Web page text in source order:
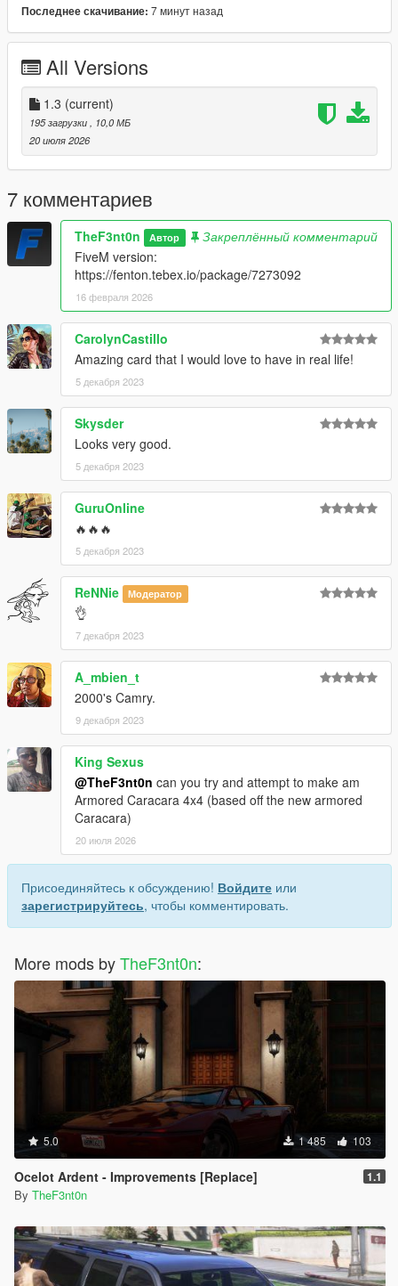
• Bumper's fog lights removed
• Painted door handles
• New rims
• Single exhaust
MODEL NAME
asteropestock
CREDITS
•Rockstar Games– Original model
•Austen64– Improved vanilla Asterope
•WibFlip– New rims
•Eddlm
– Handling
•
– Screenshots
CHANGELOG
– Initial release
•1.1– Changed the brake caliper texture and changed the
installation method using the OpenIV Package Installer
•1.2– Added Enhanced version
– Fixed an issue with the Legacy OIV regarding
popgroups edits
Последнее скачивание: 7 минут назад
All Versions
1.3 (current)
195 загрузки
, 10,0 МБ
20 июля 2026
7 комментариев
TheF3nt0n Автор
Закреплённый комментарий
FiveM version:
https://fenton.tebex.io/package/7273092
16 февраля 2026
CarolynCastillo
Amazing card that I would love to have in real life!
5 декабря 2023
Skysder
Looks very good.
5 декабря 2023
GuruOnline
🔥🔥🔥
5 декабря 2023
ReNNie Модератор
👌
7 декабря 2023
A_mbien_t
2000's Camry.
9 декабря 2023
King Sexus
@TheF3nt0n can you try and attempt to make am
Armored Caracara 4x4 (based off the new armored
Caracara)
20 июля 2026
Присоединяйтесь к обсуждению! Войдите или
зарегистрируйтесь, чтобы комментировать.
More mods byTheF3nt0n:
5.0 1 485 103
Ocelot Ardent - Improvements [Replace] 1.1
By TheF3nt0n